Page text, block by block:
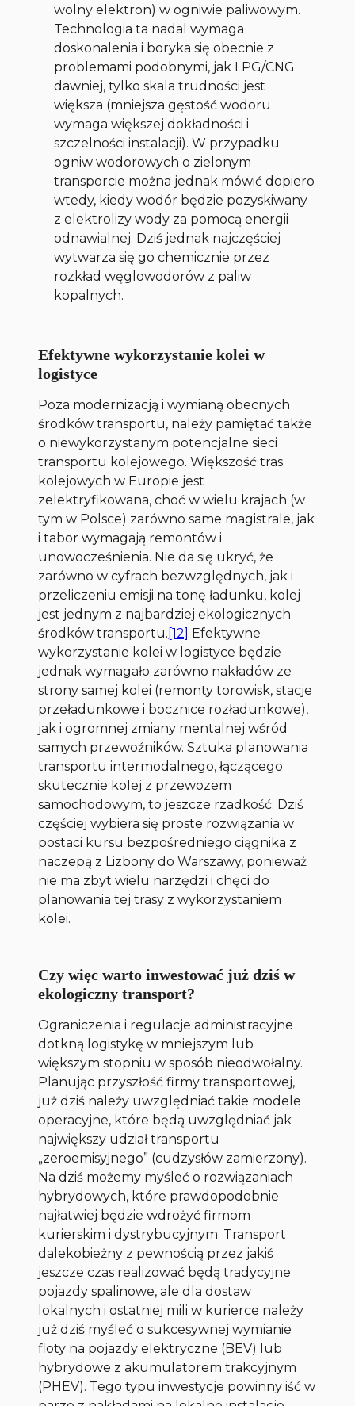
wolny elektron) w ogniwie paliwowym.
Technologia ta nadal wymaga
doskonalenia i boryka się obecnie z
problemami podobnymi, jak LPG/CNG
dawniej, tylko skala trudności jest
większa (mniejsza gęstość wodoru
wymaga większej dokładności i
szczelności instalacji). W przypadku
ogniw wodorowych o zielonym
transporcie można jednak mówić dopiero
wtedy, kiedy wodór będzie pozyskiwany
z elektrolizy wody za pomocą energii
odnawialnej. Dziś jednak najczęściej
wytwarza się go chemicznie przez
rozkład węglowodorów z paliw
kopalnych.
Efektywne wykorzystanie kolei w
logistyce
Poza modernizacją i wymianą obecnych
środków transportu, należy pamiętać także
o niewykorzystanym potencjalne sieci
transportu kolejowego. Większość tras
kolejowych w Europie jest
zelektryfikowana, choć w wielu krajach (w
tym w Polsce) zarówno same magistrale, jak
i tabor wymagają remontów i
unowocześnienia. Nie da się ukryć, że
zarówno w cyfrach bezwzględnych, jak i
przeliczeniu emisji na tonę ładunku, kolej
jest jednym z najbardziej ekologicznych
środków transportu. [12]
Efektywne
wykorzystanie kolei w logistyce będzie
jednak wymagało zarówno nakładów ze
strony samej kolei (remonty torowisk, stacje
przeładunkowe i bocznice rozładunkowe),
jak i ogromnej zmiany mentalnej wśród
samych przewoźników. Sztuka planowania
transportu intermodalnego, łączącego
skutecznie kolej z przewozem
samochodowym, to jeszcze rzadkość. Dziś
częściej wybiera się proste rozwiązania w
postaci kursu bezpośredniego ciągnika z
naczepą z Lizbony do Warszawy, ponieważ
nie ma zbyt wielu narzędzi i chęci do
planowania tej trasy z wykorzystaniem
kolei.
Czy więc warto inwestować już dziś w
ekologiczny transport?
Ograniczenia i regulacje administracyjne
dotkną logistykę w mniejszym lub
większym stopniu w sposób nieodwołalny.
Planując przyszłość firmy transportowej,
już dziś należy uwzględniać takie modele
operacyjne, które będą uwzględniać jak
największy udział transportu
„zeroemisyjnego” (cudzysłów zamierzony).
Na dziś możemy myśleć o rozwiązaniach
hybrydowych, które prawdopodobnie
najłatwiej będzie wdrożyć firmom
kurierskim i dystrybucyjnym. Transport
dalekobieżny z pewnością przez jakiś
jeszcze czas realizować będą tradycyjne
pojazdy spalinowe, ale dla dostaw
lokalnych i ostatniej mili w kurierce należy
już dziś myśleć o sukcesywnej wymianie
floty na pojazdy elektryczne (BEV) lub
hybrydowe z akumulatorem trakcyjnym
(PHEV). Tego typu inwestycje powinny iść w